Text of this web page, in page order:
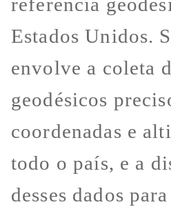
referência
Estados Unidos.
envolve a coleta
geodésicos
coordenadas e
todo o país, e a
desses dados